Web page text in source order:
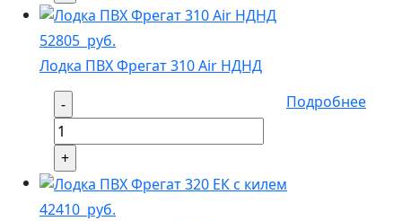
52805 руб.
Лодка ПВХ Фрегат 310 Air НДНД
Подробнее
42410 руб.